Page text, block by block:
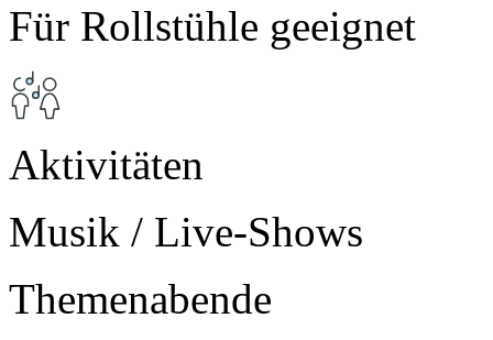
Für Rollstühle geeignet
Aktivitäten
Musik / Live-Shows
Themenabende